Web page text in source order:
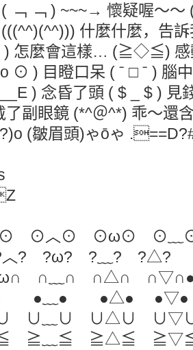
﹁ ﹁ ) ~~~→ 懷疑喔～～
什麼什麼，告
) 怎麼會這樣… (≧◇≦)
⊙ ) 目瞪口呆 ( ˉ □ ˉ ) 腦
) 念昏了頭 ( $ _ $ ) 見
了副眼鏡 (*^＠^*) 乖～還
(皺眉頭)ゃōゃ
⊙︿⊙ ⊙ω⊙
?ω? ?﹏?
∩﹏∩ ∩△∩
●﹏● ●△●
∪﹏∪ ∪△∪
≧﹏≦ ≧△≦ ≧▽≦